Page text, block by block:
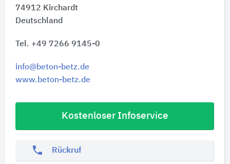
74912 Kirchardt
Deutschland
Tel. +49 7266 9145-0
info@beton-betz.de
www.beton-betz.de
Kostenloser Infoservice
phone Rückruf